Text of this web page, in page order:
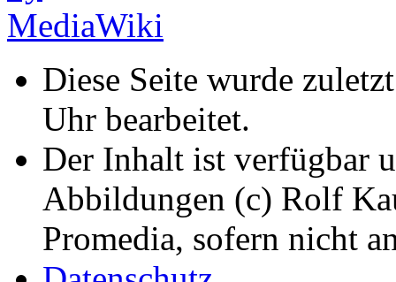
Diese Seite wurde
Uhr bearbeitet.
Der Inhalt ist verfügbar
Abbildungen (c) Rolf
Promedia, sofern nicht